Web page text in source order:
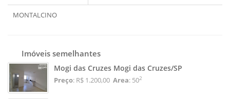
MONTALCINO
Imóveis semelhantes
Mogi das Cruzes Mogi das Cruzes/SP
Preço: R$ 1.200,00 Area: 502